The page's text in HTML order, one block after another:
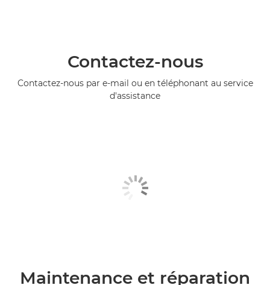
Contactez-nous
Contactez-nous par e-mail ou en téléphonant au service
d'assistance
Maintenance et réparation